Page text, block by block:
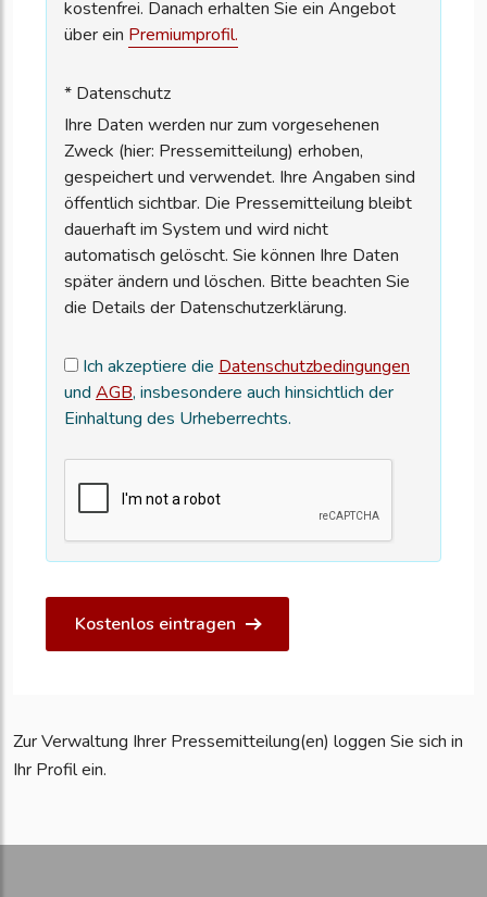
kostenfrei. Danach erhalten Sie ein Angebot
über ein Premiumprofil.
* Datenschutz
Ihre Daten werden nur zum vorgesehenen
Zweck (hier: Pressemitteilung) erhoben,
gespeichert und verwendet. Ihre Angaben sind
öffentlich sichtbar. Die Pressemitteilung bleibt
dauerhaft im System und wird nicht
automatisch gelöscht. Sie können Ihre Daten
später ändern und löschen. Bitte beachten Sie
die Details der Datenschutzerklärung.
Ich akzeptiere die Datenschutzbedingungen
und AGB, insbesondere auch hinsichtlich der
Einhaltung des Urheberrechts.
Kostenlos eintragen
Zur Verwaltung Ihrer Pressemitteilung(en) loggen Sie sich in
Ihr Profil ein.